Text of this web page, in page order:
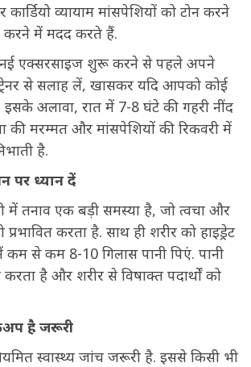
कार्डियो व्यायाम मांसपेशियों को टोन करने
में मदद करते हैं.
नई एक्सरसाइज शुरू करने से पहले अपने
से सलाह लें, खासकर यदि आपको कोई
अलावा, रात में 7-8 घंटे की गहरी नींद
की मरम्मत और मांसपेशियों की रिकवरी में
है.
पर ध्यान दें
तनाव एक बड़ी समस्या है, जो त्वचा और
प्रभावित करता है. साथ ही शरीर को हाइड्रेट
से कम 8-10 गिलास पानी पिएं. पानी
करता है और शरीर से विषाक्त पदार्थों को
है जरूरी
स्वास्थ्य जांच जरूरी है. इससे किसी भी